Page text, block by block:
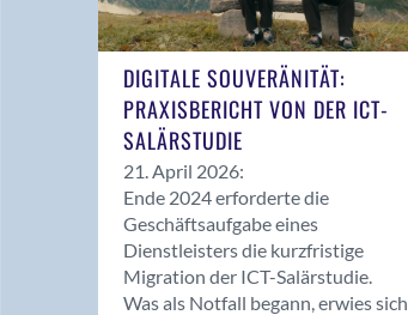
DIGITALE SOUVERÄNITÄT:
PRAXISBERICHT VON DER ICT-
SALÄRSTUDIE
21. April 2026:
Ende 2024 erforderte die
Geschäftsaufgabe eines
Dienstleisters die kurzfristige
Migration der ICT-Salärstudie.
Was als Notfall begann, erwies sich